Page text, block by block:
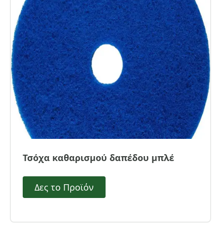
Τσόχα καθαρισμού δαπέδου μπλέ
Δες το Προϊόν